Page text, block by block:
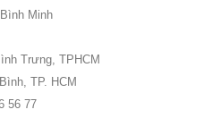
Minh
Trưng, TPHCM
TP. HCM
56 77